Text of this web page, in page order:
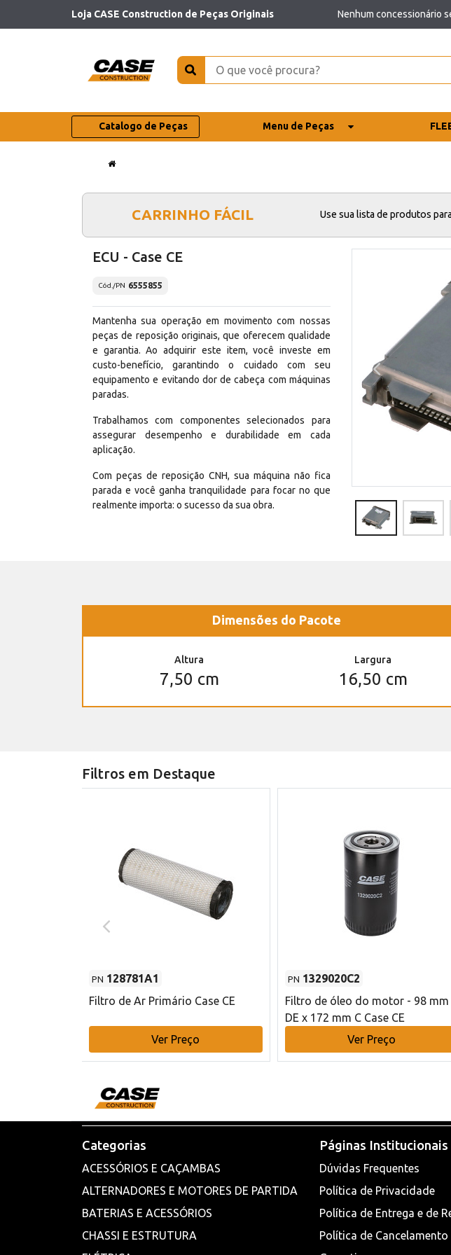
Loja CASE Construction de Peças Originais Nenhum concessionário
Catalogo de Peças Menu de Peças
CARRINHO FÁCIL Use sua lista de produtos
ECU - Case CE
Cód./PN 6555855
Mantenha sua operação em movimento com nossas
peças de reposição originais, que oferecem qualidade
e garantia. Ao adquirir este item, você investe em
custo-benefício, garantindo o cuidado com seu
equipamento e evitando dor de cabeça com máquinas
paradas.
Trabalhamos com componentes selecionados para
assegurar desempenho e durabilidade em cada
aplicação.
Com peças de reposição CNH, sua máquina não fica
parada e você ganha tranquilidade para focar no que
realmente importa: o sucesso da sua obra.
Dimensões do Pacote
Altura
7,50 cm
Largura
16,50 cm
Filtros em Destaque
PN 128781A1
Filtro de Ar Primário Case CE
Ver Preço
PN 1329020C2
Filtro de óleo do motor - 98 mm
DE x 172 mm C Case CE
Ver Preço
Categorias
ACESSÓRIOS E CAÇAMBAS
ALTERNADORES E MOTORES DE PARTIDA
BATERIAS E ACESSÓRIOS
CHASSI E ESTRUTURA
Páginas Institucionais
Dúvidas Frequentes
Política de Privacidade
Política de Entrega e de
Política de Cancelamento